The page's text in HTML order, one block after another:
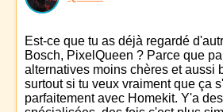
Est-ce que tu as déjà regardé
Bosch, PixelQueen ? Parce que
alternatives moins chères et aussi
surtout si tu veux vraiment que ça
parfaitement avec Homekit. Y'a